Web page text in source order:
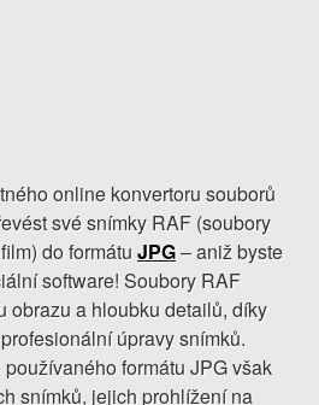
online konvertoru souborů
své snímky RAF (soubory
do formátu JPG– aniž byste
software! Soubory RAF
obrazu a hloubku detailů, díky
úpravy snímků.
formátu JPG však
snímků, jejich prohlížení na